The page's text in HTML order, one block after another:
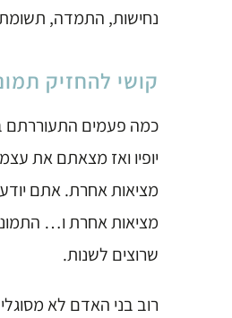
נחישות, התמדה, תשומת
קושי להחזיק
כמה פעמים
יופיו ואז מצאתם את
מציאות אחרת. אתם
מציאות אחרת ו…
שרוצים לשנות.
רוב בני האדם לא